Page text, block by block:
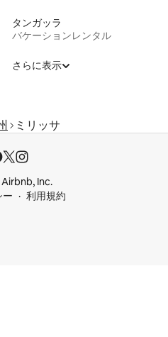
タンガッラ
バケーションレンタル
さらに表示
ミリッサ
Inc.
ー
利用規約